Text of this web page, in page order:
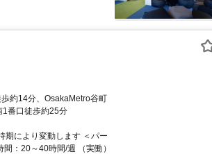
約14分、OsakaMetro谷町
1番口徒歩約25分
により変動します ＜パー
：20～40時間/週 （実働）